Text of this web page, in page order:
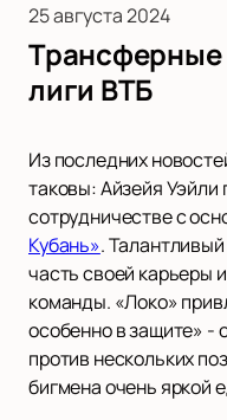
25 августа 2024
Трансферные
лиги ВТБ
Из последних
таковы: Айзейя Уэйли
сотрудничестве с
Кубань».
часть своей карьеры
команды. «Локо»
особенно в защите» -
против нескольких
бигмена очень яркой